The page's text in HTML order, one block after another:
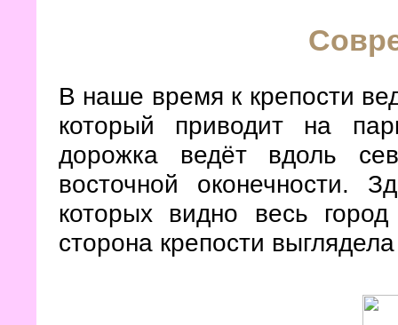
В наше время к крепости
который приводит на
дорожка ведёт вдоль
восточной оконечности.
которых видно весь
сторона крепости